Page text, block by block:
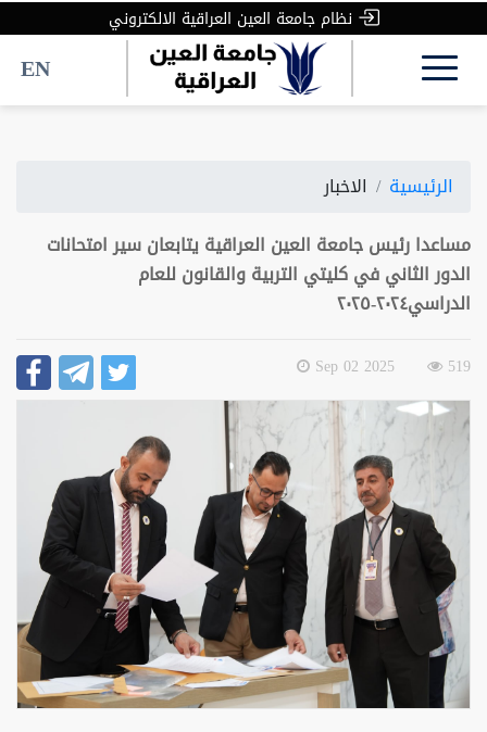
نظام جامعة العين العراقية الالكتروني
EN
الرئيسية
الاخبار
مساعدا رئيس جامعة العين العراقية يتابعان سير امتحانات
الدور الثاني في كليتي التربية والقانون للعام
الدراسي٢٠٢٤-٢٠٢٥
519
2025 Sep 02